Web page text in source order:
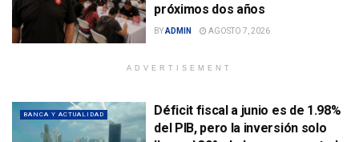
próximos dos años
BYADMIN AGOSTO 7, 2026
ADVERTISEMENT
BANCA Y ACTUALIDAD
Déficit fiscal a junio es de 1.98%
del PIB, pero la inversión solo